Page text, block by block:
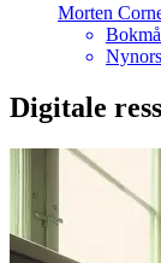
Morten
Digitale